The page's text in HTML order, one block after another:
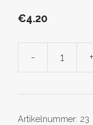
€4.20
- +
Artikelnummer: 23